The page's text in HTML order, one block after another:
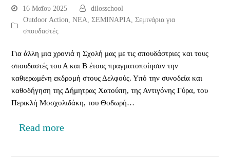
16 Μαΐου 2025
dilosschool
Outdoor Action,ΝΕΑ,ΣΕΜΙΝΑΡΙΑ,Σεμινάρια για
σπουδαστές
Για άλλη μια χρονιά η Σχολή μας με τις σπουδάστριες και τους
σπουδαστές του Α και Β έτους πραγματοποίησαν την
καθιερωμένη εκδρομή στους Δελφούς. Υπό την συνοδεία και
καθοδήγηση της Δήμητρας Χατούπη, της Αντιγόνης Γύρα, του
Περικλή Μοσχολιδάκη, του Θοδωρή…
Read more